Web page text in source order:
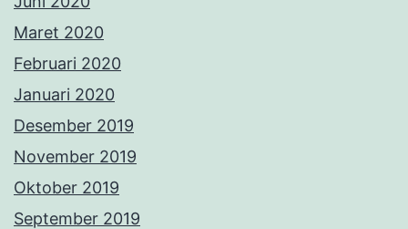
Maret 2020
Februari 2020
Januari 2020
Desember 2019
November 2019
Oktober 2019
September 2019